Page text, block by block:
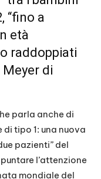
“fino a
età
raddoppiati
di
parla anche di
tipo 1: una nuova
pazienti” del
l’attenzione
mondiale del